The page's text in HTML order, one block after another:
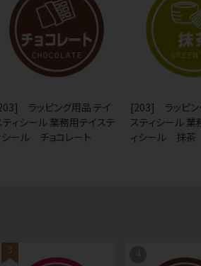
ラッピング用品 テイ
ティシール 業務用テイステ
シール チョコレート
[203] ラッピン
スティシール 業
ィシール 抹茶
3